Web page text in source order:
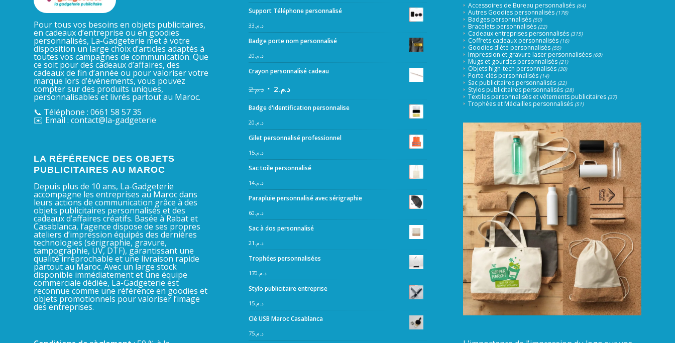
Pour tous vos besoins en objets publicitaires,
en cadeaux d’entreprise ou en goodies
personnalisés, La-Gadgeterie met à votre
disposition un large choix d’articles adaptés à
toutes vos campagnes de communication. Que
ce soit pour des cadeaux d’affaires, des
cadeaux de fin d’année ou pour valoriser votre
marque lors d’événements, vous pouvez
compter sur des produits uniques,
personnalisables et livrés partout au Maroc.
📞 Téléphone : 0661 58 57 35
✉️ Email : contact@la-gadgeterie
LA RÉFÉRENCE DES OBJETS
PUBLICITAIRES AU MAROC
Depuis plus de 10 ans, La-Gadgeterie
accompagne les entreprises au Maroc dans
leurs actions de communication grâce à des
objets publicitaires personnalisés et des
cadeaux d’affaires créatifs. Basée à Rabat et
Casablanca, l’agence dispose de ses propres
ateliers d’impression équipés des dernières
technologies (sérigraphie, gravure,
tampographie, UV, DTF), garantissant une
qualité irréprochable et une livraison rapide
partout au Maroc. Avec un large stock
disponible immédiatement et une équipe
commerciale dédiée, La-Gadgeterie est
reconnue comme une référence en goodies et
objets promotionnels pour valoriser l’image
des entreprises.
Support Téléphone personnalisé
د.م. 33
Badge porte nom personnalisé
د.م. 20
Crayon personnalisé cadeau
د.م.2 د.م.2
Badge d'identification personnalise
د.م. 20
Gilet personnalisé professionnel
د.م.15
Sac toile personnalisé
د.م.14
Parapluie personnalisé avec sérigraphie
د.م. 60
Sac à dos personnalisé
د.م. 21
Trophées personnalisées
د.م. 170
Stylo publicitaire entreprise
د.م.15
Clé USB Maroc Casablanca
د.م.75
Accessoires de Bureau personnalisés (64)
Autres Goodies personnalisés (178)
Badges personnalisés (50)
Bracelets personnalisés (22)
Cadeaux entreprises personnalisés (315)
Coffrets cadeaux personnalisés (16)
Goodies d'été personnalisés (55)
Impression et gravure laser personnalisées (69)
Mugs et gourdes personnalisés (21)
Objets high-tech personnalisés (30)
Porte-clés personnalisés (14)
Sac publicitaires personnalisés (22)
Stylos publicitaires personnalisés (28)
Textiles personnalisés et vêtements publicitaires (37)
Trophées et Médailles personnalisés (51)